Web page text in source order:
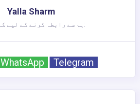
Yalla Sharm
ہم سے رابطہ کرنے کے لیے کلک کریں:
WhatsApp Telegram